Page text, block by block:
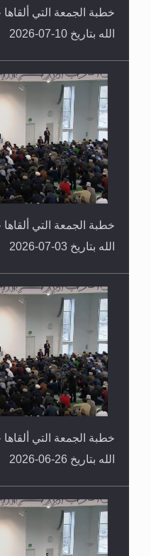
خطبة الجمعة التي
الله بتاريخ 10-07-2026
خطبة الجمعة التي
الله بتاريخ 03-07-2026
خطبة الجمعة التي
الله بتاريخ 26-06-2026